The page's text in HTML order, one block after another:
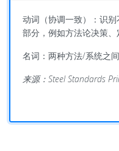
动词（协调一致）：识
部分，例如方法论决策、
名词：两种方法/系统之间
来源：Steel Standards